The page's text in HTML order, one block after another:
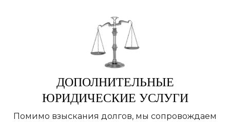
ДОПОЛНИТЕЛЬНЫЕ
ЮРИДИЧЕСКИЕ УСЛУГИ
Помимо взыскания долгов, мы сопровождаем